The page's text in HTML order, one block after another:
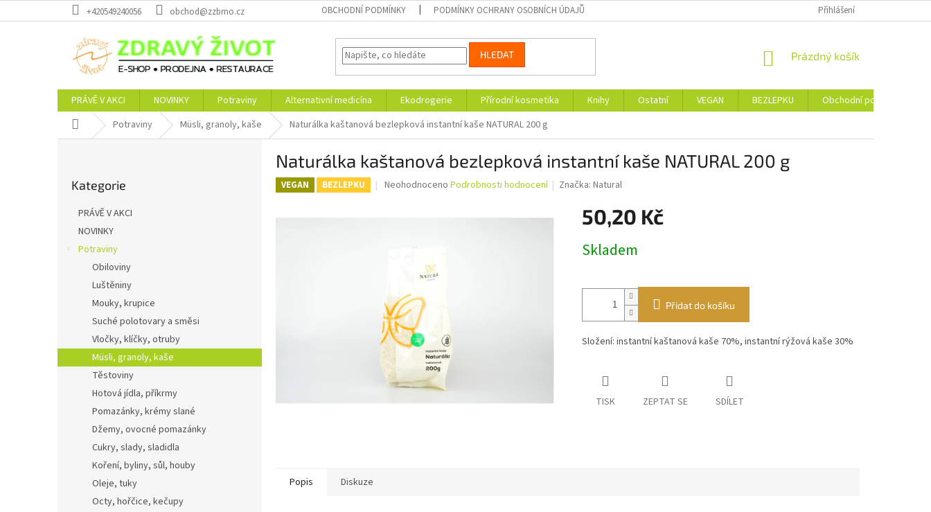
na
+420549240056 obchod@zzbrno.cz OBCHODNÍ PODMÍNKY PODMÍNKY OCHRANY OSOBNÍCH ÚDAJŮ Přihlášení
HLEDAT
NÁKUPNÍ
Prázdný košík
PRÁVĚ V AKCI NOVINKY Potraviny Alternativní medicína Ekodrogerie Přírodní kosmetika Knihy Ostatní VEGAN BEZLEPKU
Obchodní podmínky
Domů Potraviny Müsli, granoly, kaše Naturálka kaštanová bezlepková instantní kaše NATURAL 200 g
l
kategorie
Kategorie
PRÁVĚ V AKCI
NOVINKY
Potraviny
Obiloviny
Luštěniny
Mouky, krupice
Suché polotovary a směsi
Vločky, klíčky, otruby
Müsli, granoly, kaše
Těstoviny
Hotová jídla, příkrmy
Pomazánky, krémy slané
Džemy, ovocné pomazánky
Cukry, slady, sladidla
Koření, byliny, sůl, houby
Oleje, tuky
Octy, hořčice, kečupy
Naturálka kaštanová bezlepková instantní kaše NATURAL 200 g
VEGAN BEZLEPKU
Průměrné
hvězdiček.
Neohodnoceno Podrobnosti hodnocení Značka:Natural
50,20 Kč
cena:
Skladem
Přidat do košíku
Složení: instantní kaštanová kaše 70%, instantní rýžová kaše 30%
TISK ZEPTAT SE SDÍLET
Popis Diskuze